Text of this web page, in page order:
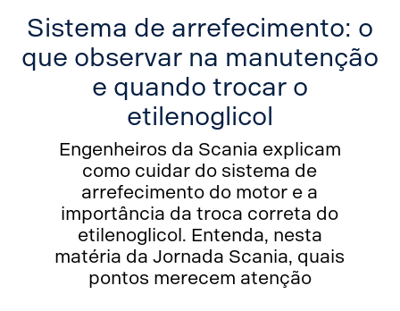
Sistema de arrefecimento: o
que observar na manutenção
e quando trocar o
etilenoglicol
Engenheiros da Scania explicam
como cuidar do sistema de
arrefecimento do motor e a
importância da troca correta do
etilenoglicol. Entenda, nesta
matéria da Jornada Scania, quais
pontos merecem atenção